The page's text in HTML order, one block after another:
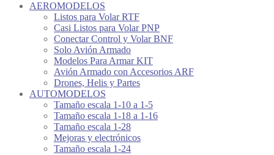
AEROMODELOS
Listos para Volar RTF
Casi Listos para Volar PNP
Conectar Control y Volar BNF
Solo Avión Armado
Modelos Para Armar KIT
Avión Armado con Accesorios ARF
Drones, Helis y Partes
AUTOMODELOS
Tamaño escala 1-10 a 1-5
Tamaño escala 1-18 a 1-16
Tamaño escala 1-28
Mejoras y electrónicos
Tamaño escala 1-24